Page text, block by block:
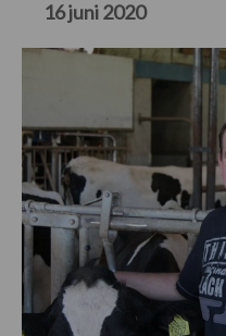
16 juni 2020